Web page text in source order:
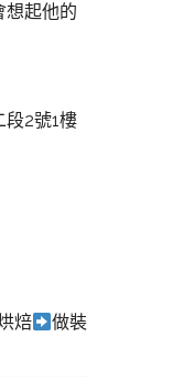
想起他的
段2號1樓
焙
做裝